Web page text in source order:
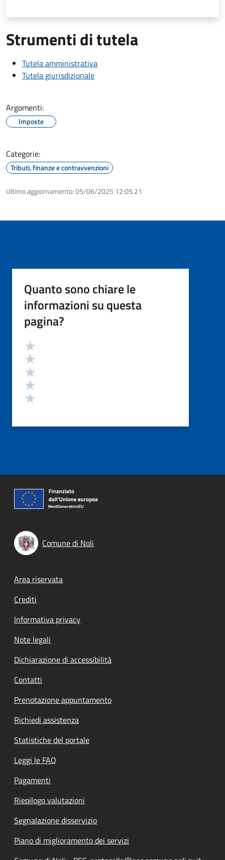
Strumenti di tutela
Tutela amministrativa
Tutela giurisdizionale
Argomenti:
Imposte
Categorie:
Tributi, finanze e contravvenzioni
Ultimo aggiornamento:05/06/2025 12:05.21
Quanto sono chiare le
informazioni su questa
pagina?
Valutazione
Comune di Noli
Footer menu
Area riservata
Crediti
Informativa privacy
Note legali
Dichiarazione di accessibilità
Contatti
Prenotazione appuntamento
Richiedi assistenza
Statistiche del portale
Leggi le FAQ
Pagamenti
Riepilogo valutazioni
Segnalazione disservizio
Piano di miglioramento dei servizi